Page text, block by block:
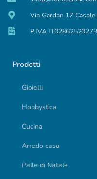
Via Gardan 17
P.IVA IT02862520273
Prodotti
Gioielli
Hobbystica
Cucina
Arredo casa
Palle di Natale